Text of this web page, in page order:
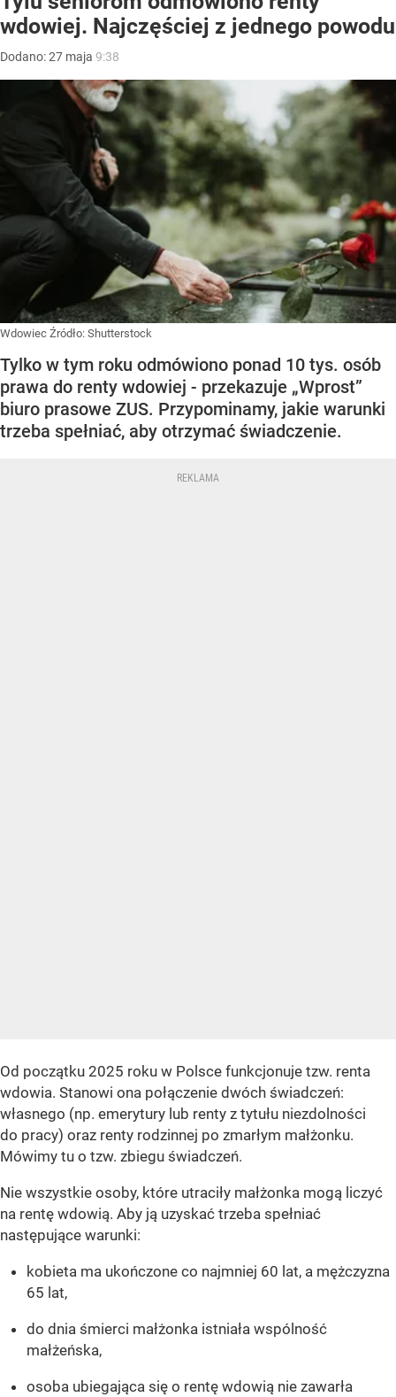
wdowiej. Najczęściej z jednego powodu
Dodano:27 maja 9:38
Wdowiec Źródło: Shutterstock
Tylko w tym roku odmówiono ponad 10 tys. osób
prawa do renty wdowiej - przekazuje „Wprost”
biuro prasowe ZUS. Przypominamy, jakie warunki
trzeba spełniać, aby otrzymać świadczenie.
Od początku 2025 roku w Polsce funkcjonuje tzw. renta
wdowia. Stanowi ona połączenie dwóch świadczeń:
własnego (np. emerytury lub renty z tytułu niezdolności
do pracy) oraz renty rodzinnej po zmarłym małżonku.
Mówimy tu o tzw. zbiegu świadczeń.
Nie wszystkie osoby, które utraciły małżonka mogą liczyć
na rentę wdowią. Aby ją uzyskać trzeba spełniać
następujące warunki:
kobieta ma ukończone co najmniej 60 lat, a mężczyzna
65 lat,
do dnia śmierci małżonka istniała wspólność
małżeńska,
osoba ubiegająca się o rentę wdowią nie zawarła